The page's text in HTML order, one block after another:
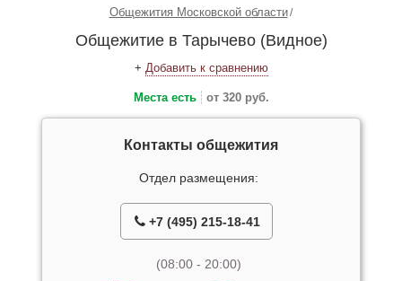
Общежития Московской области
Общежитие в Тарычево (Видное)
+ Добавить к сравнению
Места есть от 320 руб.
Контакты общежития
Отдел размещения:
+7 (495) 215-18-41
(08:00 - 20:00)